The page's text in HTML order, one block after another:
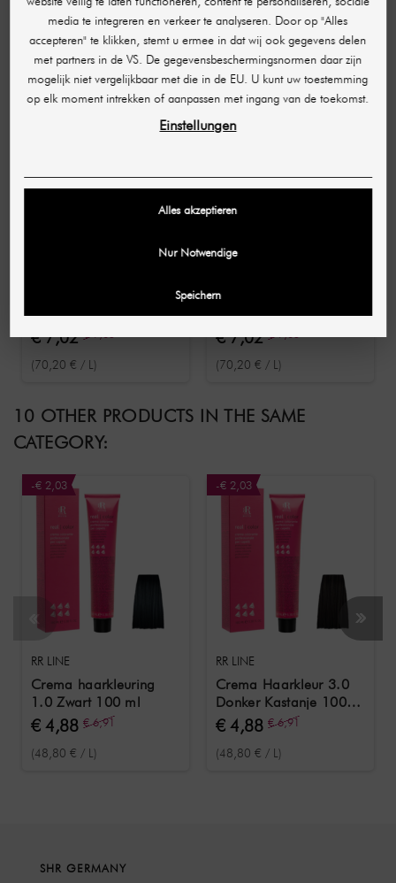
SERIE PRODUCTEN
-€ 2,03
Megix10 Haarkleur 102
Ultra Licht Blond Iris
€ 7,02 € 9,05
(70,20 € / L)
-€ 2,03
Megix10 Haarkleur
4.22 Intens Violet
€ 7,02 € 9,05
(70,20 € / L)
10 OTHER PRODUCTS IN THE SAME
CATEGORY:
-€ 2,03
RR LINE
Crema haarkleuring
1.0 Zwart 100 ml
€ 4,88 € 6,91
(48,80 € / L)
-€ 2,03
RR LINE
Crema Haarkleur 3.0
Donker Kastanje 100
ml
€ 4,88 € 6,91
(48,80 € / L)
SHR GERMANY
media te integreren en verkeer te analyseren. Door op "Alles
accepteren" te klikken, stemt u ermee in dat wij ook gegevens delen
met partners in de VS. De gegevensbeschermingsnormen daar zijn
mogelijk niet vergelijkbaar met die in de EU. U kunt uw toestemming
op elk moment intrekken of aanpassen met ingang van de toekomst.
Einstellungen
Alles akzeptieren
Nur Notwendige
Speichern